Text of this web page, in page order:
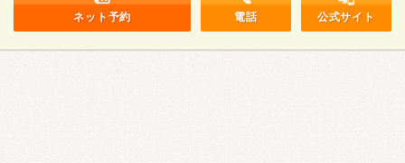
ネット予約 電話 公式サイト